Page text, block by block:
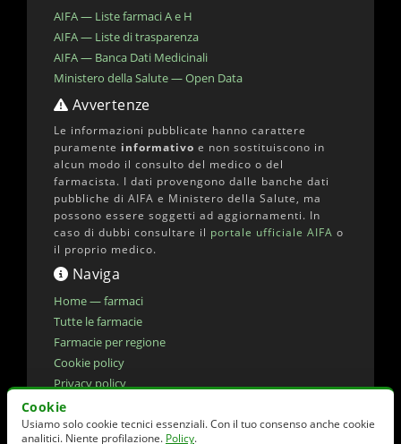
AIFA — Liste farmaci A e H
AIFA — Liste di trasparenza
AIFA — Banca Dati Medicinali
Ministero della Salute — Open Data
Avvertenze
Le informazioni pubblicate hanno carattere
puramente informativo e non sostituiscono in
alcun modo il consulto del medico o del
farmacista. I dati provengono dalle banche dati
pubbliche di AIFA e Ministero della Salute, ma
possono essere soggetti ad aggiornamenti. In
caso di dubbi consultare il portale ufficiale AIFA o
il proprio medico.
Naviga
Home — farmaci
Tutte le farmacie
Farmacie per regione
Cookie policy
Privacy policy
Dichiarazione di accessibilita'
Preferenze cookie
Cookie
Usiamo solo cookie tecnici essenziali. Con il tuo consenso anche cookie
analitici. Niente profilazione. Policy.